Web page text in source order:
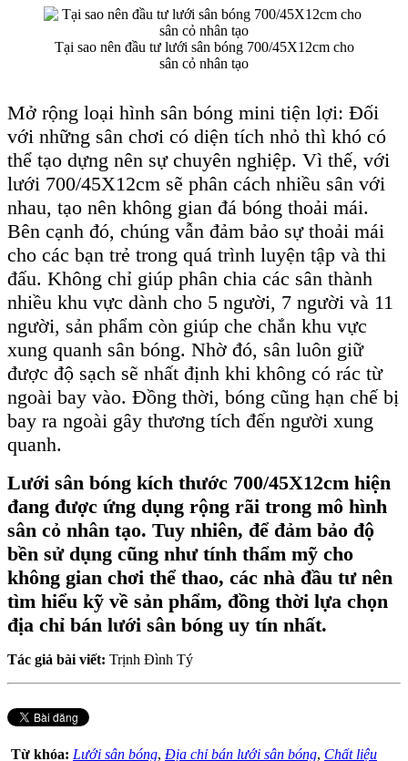
Tại sao nên đầu tư lưới sân bóng 700/45X12cm cho
sân cỏ nhân tạo
Mở rộng loại hình sân bóng mini tiện lợi: Đối
với những sân chơi có diện tích nhỏ thì khó có
thể tạo dựng nên sự chuyên nghiệp. Vì thế, với
lưới 700/45X12cm sẽ phân cách nhiều sân với
nhau, tạo nên không gian đá bóng thoải mái.
Bên cạnh đó, chúng vẫn đảm bảo sự thoải mái
cho các bạn trẻ trong quá trình luyện tập và thi
đấu. Không chỉ giúp phân chia các sân thành
nhiều khu vực dành cho 5 người, 7 người và 11
người, sản phẩm còn giúp che chắn khu vực
xung quanh sân bóng. Nhờ đó, sân luôn giữ
được độ sạch sẽ nhất định khi không có rác từ
ngoài bay vào. Đồng thời, bóng cũng hạn chế bị
bay ra ngoài gây thương tích đến người xung
quanh.
Lưới sân bóng kích thước 700/45X12cm hiện
đang được ứng dụng rộng rãi trong mô hình
sân cỏ nhân tạo. Tuy nhiên, để đảm bảo độ
bền sử dụng cũng như tính thẩm mỹ cho
không gian chơi thể thao, các nhà đầu tư nên
tìm hiểu kỹ về sản phẩm, đồng thời lựa chọn
địa chỉ bán lưới sân bóng uy tín nhất.
Tác giả bài viết: Trịnh Đình Tý
Từ khóa: Lưới sân bóng, Địa chỉ bán lưới sân bóng, Chất liệu